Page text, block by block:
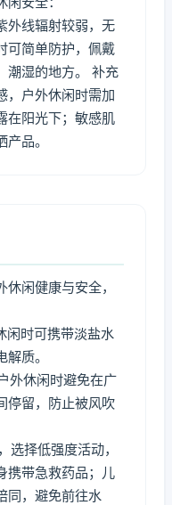
外线辐射较弱，无
可简单防护，佩戴
潮湿的地方。 补充
，户外休闲时需加
在阳光下；敏感肌
品。
闲健康与安全，
闲时可携带淡盐水
质。
外休闲时避免在广
停留，防止被风吹
选择低强度活动，
携带急救药品；儿
同，避免前往水